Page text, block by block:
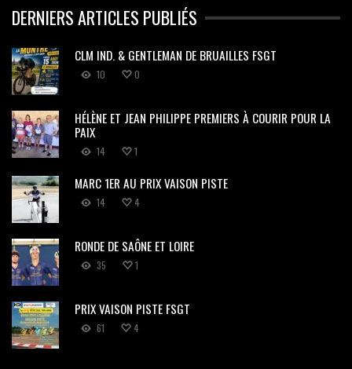
DERNIERS ARTICLES PUBLIÉS
CLM IND. & GENTLEMAN DE BRUAILLES FSGT
10 0
HÉLÈNE ET JEAN PHILIPPE PREMIERS À COURIR POUR LA
PAIX
14 1
MARC 1ER AU PRIX VAISON PISTE
14 4
RONDE DE SAÔNE ET LOIRE
35 1
PRIX VAISON PISTE FSGT
61 4